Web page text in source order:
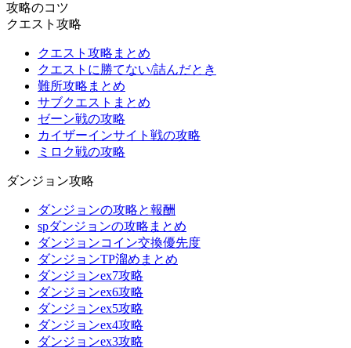
攻略のコツ
クエスト攻略
クエスト攻略まとめ
クエストに勝てない/詰んだとき
難所攻略まとめ
サブクエストまとめ
ゼーン戦の攻略
カイザーインサイト戦の攻略
ミロク戦の攻略
ダンジョン攻略
ダンジョンの攻略と報酬
spダンジョンの攻略まとめ
ダンジョンコイン交換優先度
ダンジョンTP溜めまとめ
ダンジョンex7攻略
ダンジョンex6攻略
ダンジョンex5攻略
ダンジョンex4攻略
ダンジョンex3攻略